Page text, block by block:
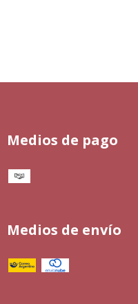
Medios de pago
Medios de envío